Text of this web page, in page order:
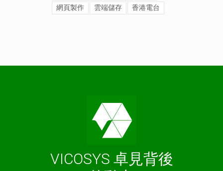
網頁製作
雲端儲存 香港電台
VICOSYS 卓見背後